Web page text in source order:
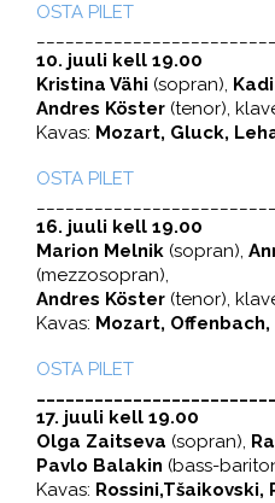
OSTA PILET
10. juuli kell 19.00
Kristina Vähi (sopran),
Andres Köster (tenor),
Kavas: Mozart, Gluck,
OSTA PILET
16. juuli kell 19.00
Marion Melnik (sopran),
(mezzosopran),
Andres Köster (tenor),
Kavas: Mozart,
OSTA PILET
17. juuli kell 19.00
Olga Zaitseva (sopran),
Pavlo Balakin (bass-
Kavas: Rossini,Tšaikovski,